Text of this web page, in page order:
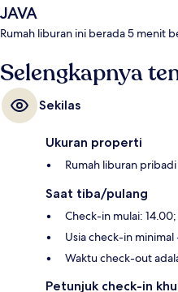
JAVA
Rumah liburan ini berada 5 menit
Selengkapnya
Sekilas
Ukuran properti
Rumah liburan pribadi
Saat tiba/pulang
Check-in mulai:
Usia check-in minimal
Waktu check-out
Petunjuk check-in